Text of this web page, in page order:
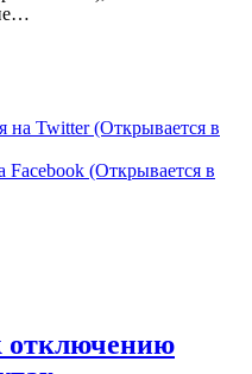
на Twitter (Открывается в
(Открывается в
отключению